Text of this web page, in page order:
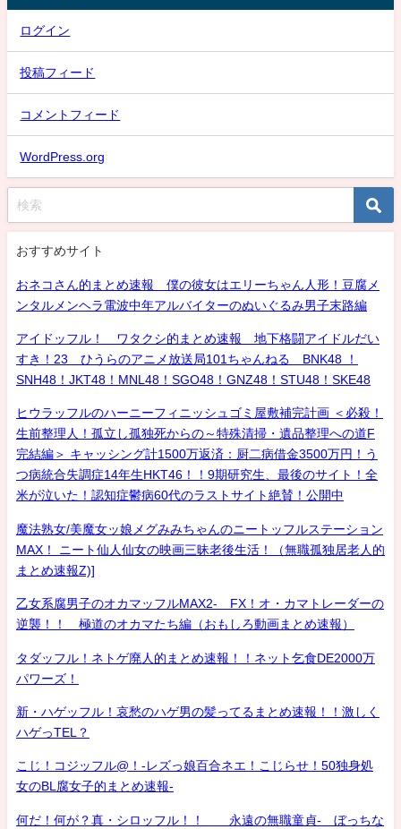
ログイン
投稿フィード
コメントフィード
WordPress.org
おすすめサイト
おネコさん的まとめ速報 僕の彼女はエリーちゃん人形！豆腐メ
ンタルメンヘラ電波中年アルバイターのぬいぐるみ男子末路編
アイドッフル！ ワタクシ的まとめ速報 地下格闘アイドルだい
すき！23 ひうらのアニメ放送局101ちゃんねる BNK48 ！
SNH48！JKT48！MNL48！SGO48！GNZ48！STU48！SKE48
ヒウラッフルのハーニーフィニッシュゴミ屋敷補完計画 ＜必殺！
生前整理人！孤立し孤独死からの～特殊清掃・遺品整理への道F
完結編＞ キャッシング計1500万返済：厨二病借金3500万円！う
つ病統合失調症14年生HKT46！！9期研究生、最後のサイト！全
米が泣いた！認知症鬱病60代のラストサイト絶賛！公開中
魔法熟女/美魔女ッ娘メグみみちゃんのニートッフルステーション
MAX！ ニート仙人仙女の映画三昧老後生活！（無職孤独居老人的
まとめ速報Z)]
乙女系腐男子のオカマッフルMAX2- FX！オ・カマトレーダーの
逆襲！！ 極道のオカマたち編（おもしろ動画まとめ速報）
タダッフル！ネトゲ廃人的まとめ速報！！ネット乞食DE2000万
パワーズ！
新・ハゲッフル！哀愁のハゲ男の髪ってるまとめ速報！！激しく
ハゲっTEL？
こじ！コジッフル@！-レズっ娘百合ネエ！こじらせ！50独身処
女のBL腐女子的まとめ速報-
何だ！何が？真・シロッフル！！ 永遠の無職童貞- ぼっちな